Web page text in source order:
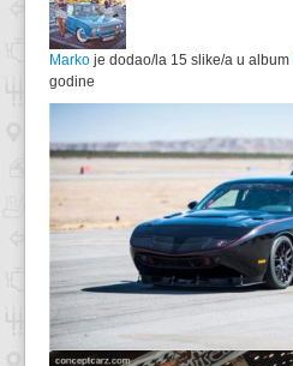
Marko je dodao/la 15 slike/a u album
godine